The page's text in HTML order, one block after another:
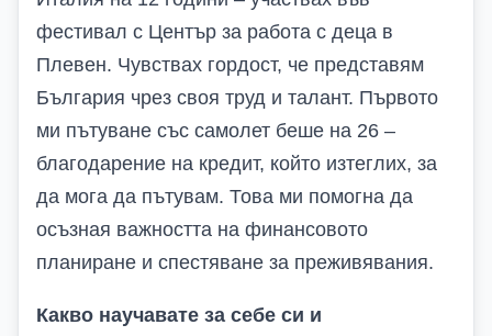
фестивал с Център за работа с деца в
Плевен. Чувствах гордост, че представям
България чрез своя труд и талант. Първото
ми пътуване със самолет беше на 26 –
благодарение на кредит, който изтеглих, за
да мога да пътувам. Това ми помогна да
осъзная важността на финансовото
планиране и спестяване за преживявания.
Какво научавате за себе си и